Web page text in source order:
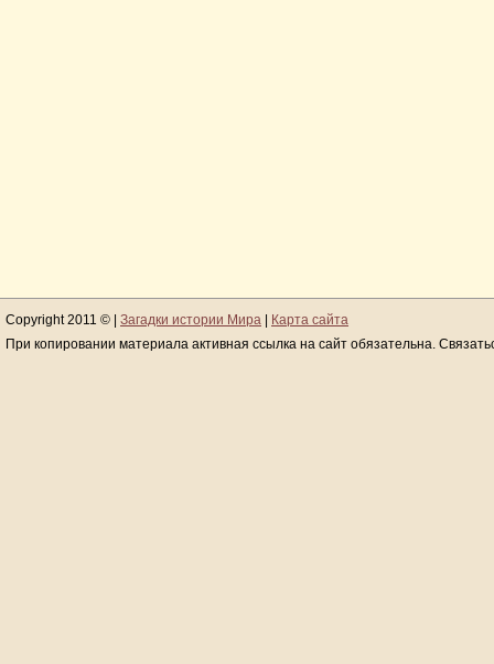
Copyright 2011 © | Загадки истории Мира
Карта сайта
При копировании материала активная ссылка на сайт обязательна.